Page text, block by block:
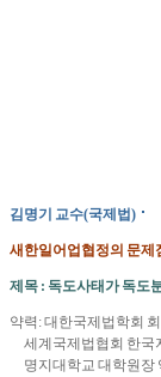
김명기 교수(국제법)
새한일어업협정의 문제
제목 : 독도사태가 독도
약력: 대한국제법학회
세계국제법협회 한국
명지대학교 대학원장